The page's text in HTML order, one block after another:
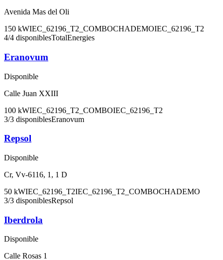
Avenida Mas del Oli
150 kWIEC_62196_T2_COMBOCHADEMOIEC_62196_T2
4/4 disponiblesTotalEnergies
Eranovum
Disponible
Calle Juan XXIII
100 kWIEC_62196_T2_COMBOIEC_62196_T2
3/3 disponiblesEranovum
Repsol
Disponible
Cr, Vv-6116, 1, 1 D
50 kWIEC_62196_T2IEC_62196_T2_COMBOCHADEMO
3/3 disponiblesRepsol
Iberdrola
Disponible
Calle Rosas 1